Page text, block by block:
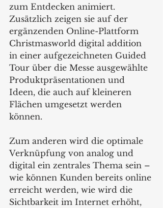
zum Entdecken animiert.
Zusätzlich zeigen sie auf der
ergänzenden Online-Plattform
Christmasworld digital addition
in einer aufgezeichneten Guided
Tour über die Messe ausgewählte
Produktpräsentationen und
Ideen, die auch auf kleineren
Flächen umgesetzt werden
können.
Zum anderen wird die optimale
Verknüpfung von analog und
digital ein zentrales Thema sein –
wie können Kunden bereits online
erreicht werden, wie wird die
Sichtbarkeit im Internet erhöht,